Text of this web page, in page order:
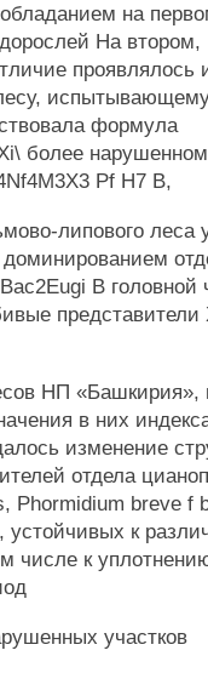
на
На втором,
проявлялось
формула
более
Pf Н7 В,
липового леса
В головной
НП
в них
изменение
отдела
Phormidium breve f
устойчивых к
числе к
участков